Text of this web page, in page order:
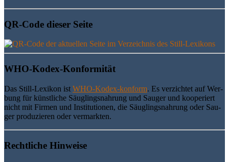
QR-Code die­ser Seite
WHO-Kodex-Kon­for­mi­tät
Das Still-Lexi­kon ist WHO-Kodex-kon­form. Es ver­zich­tet auf Wer­
bung für künst­li­che Säug­lings­nah­rung und Sau­ger und koope­riert
nicht mit Fir­men und Insti­tu­tio­nen, die Säug­lings­nah­rung oder Sau­
ger pro­du­zie­ren oder vermarkten.
Recht­li­che Hinweise